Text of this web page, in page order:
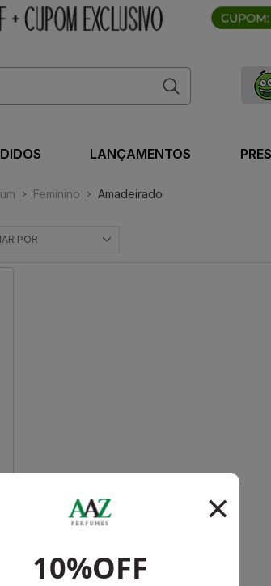
LANÇAMENTOS
Feminino Amadeirado
POR